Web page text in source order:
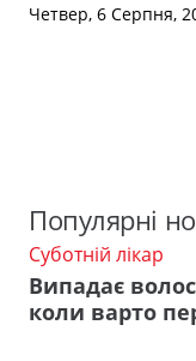
Четвер, 6 Серпня,
Популярні
Суботній лікар
Випадає
коли варто